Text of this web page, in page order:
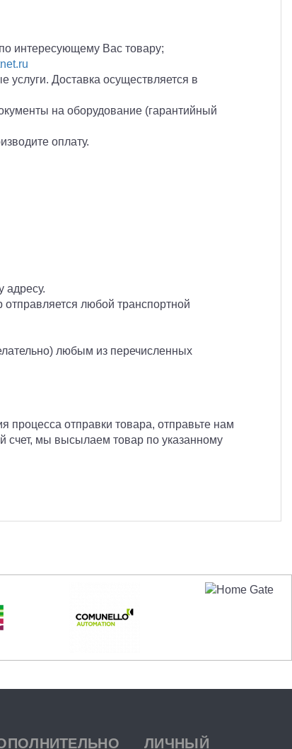
интересующему Вас товару;
услуги. Доставка осуществляется в
на оборудование (гарантийный
оплату.
адресу.
любой транспортной
любым из перечисленных
отправки товара, отправьте нам
счет, мы высылаем товар по указанному
ЛИЧНЫЙ